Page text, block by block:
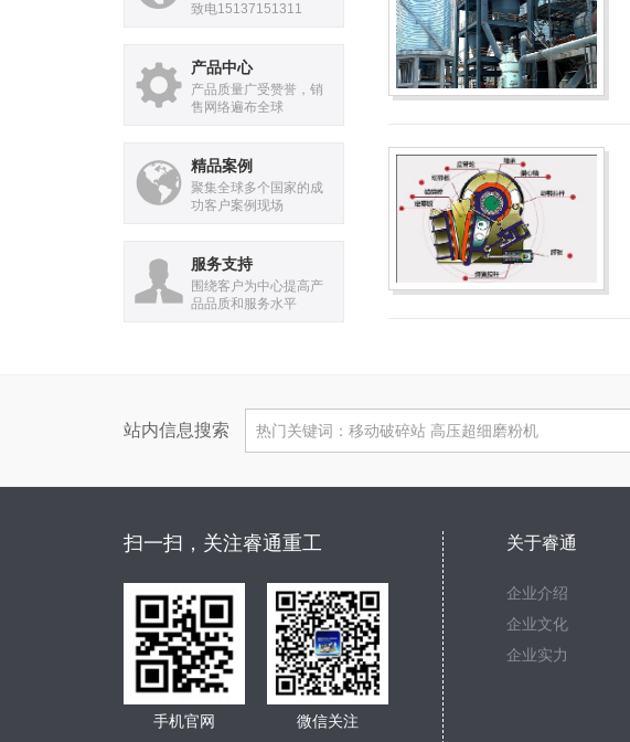
致电15137151311
产品中心
产品质量广受赞誉，销
售网络遍布全球
精品案例
聚集全球多个国家的成
功客户案例现场
服务支持
围绕客户为中心提高产
品品质和服务水平
站内信息搜索
扫一扫，关注睿通重工
手机官网 微信关注
关于睿通
企业介绍
企业文化
企业实力